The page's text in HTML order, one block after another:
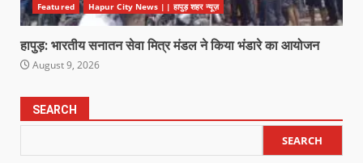
Featured Hapur City News || हापुड़ शहर न्यूज़
हापुड़: भारतीय सनातन सेवा मित्र मंडल ने किया भंडारे का आयोजन
August 9, 2026
SEARCH
SEARCH